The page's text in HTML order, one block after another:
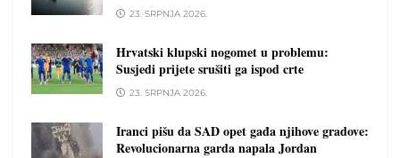
23. SRPNJA 2026.
Hrvatski klupski nogomet u problemu:
Susjedi prijete srušiti ga ispod crte
23. SRPNJA 2026.
Iranci pišu da SAD opet gađa njihove gradove:
Revolucionarna garda napala Jordan